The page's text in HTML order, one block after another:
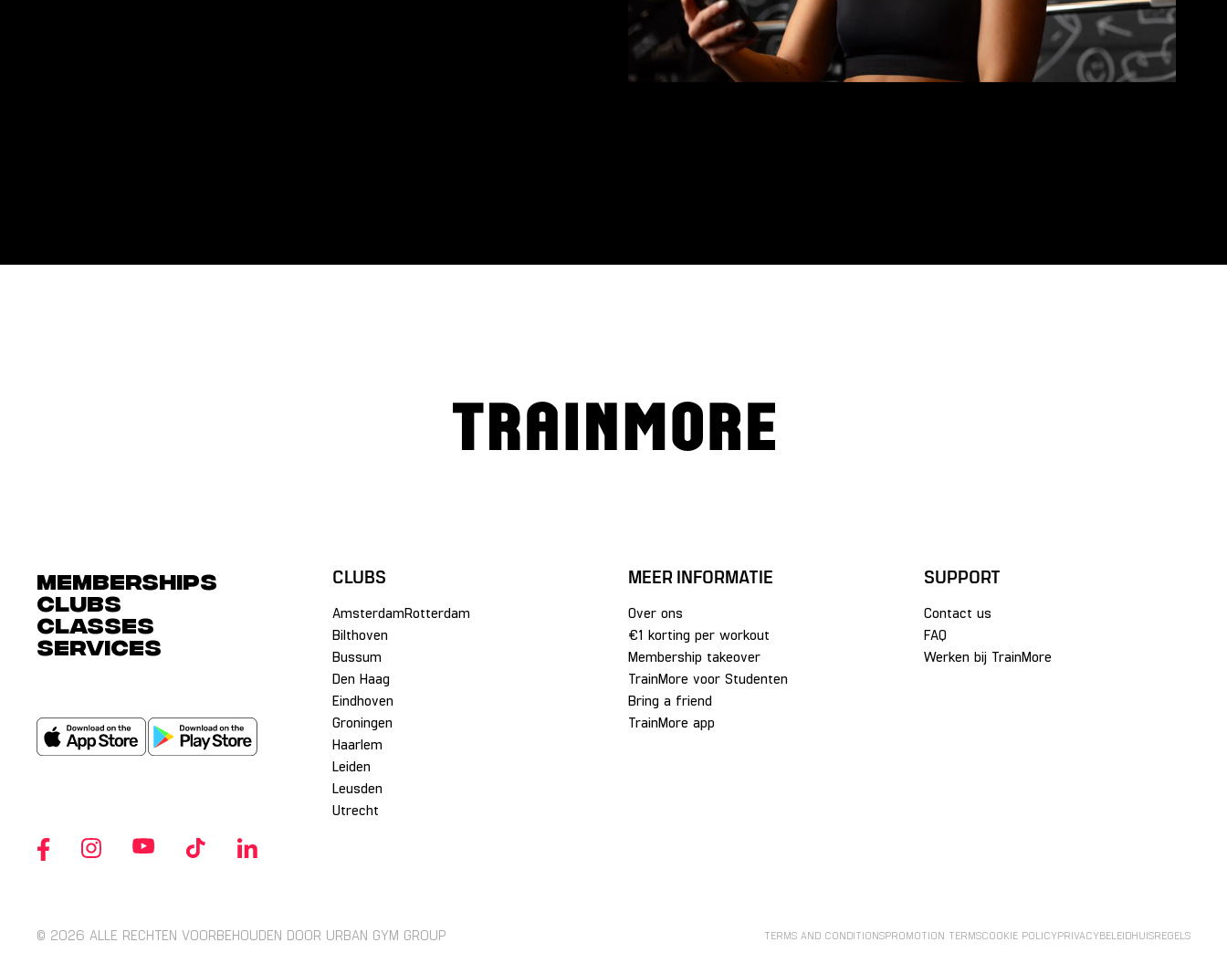
Memberships
Clubs
classes
services
CLUBS
Amsterdam
Bilthoven
Bussum
Den Haag
Eindhoven
Groningen
Haarlem
Leiden
Leusden
Utrecht
Rotterdam
MEER INFORMATIE
Over ons
€1 korting per workout
Membership takeover
TrainMore voor Studenten
Bring a friend
TrainMore app
SUPPORT
Contact us
FAQ
Werken bij TrainMore
© 2026 ALLE RECHTEN VOORBEHOUDEN DOOR URBAN GYM GROUP TERMS AND CONDITIONSPROMOTION TERMSCOOKIE POLICYPRIVACYBELEIDHUISREGELS